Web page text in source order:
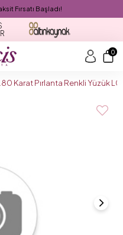
Fırsatı Başladı!
0
Karat Pırlanta Renkli Yüzük